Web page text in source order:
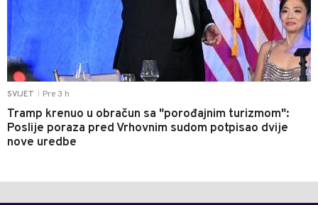
SVIJET Pre 3 h
Tramp krenuo u obračun sa "porođajnim turizmom":
Poslije poraza pred Vrhovnim sudom potpisao dvije
nove uredbe